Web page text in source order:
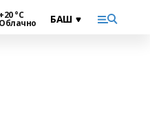
+20 °С
Облачно